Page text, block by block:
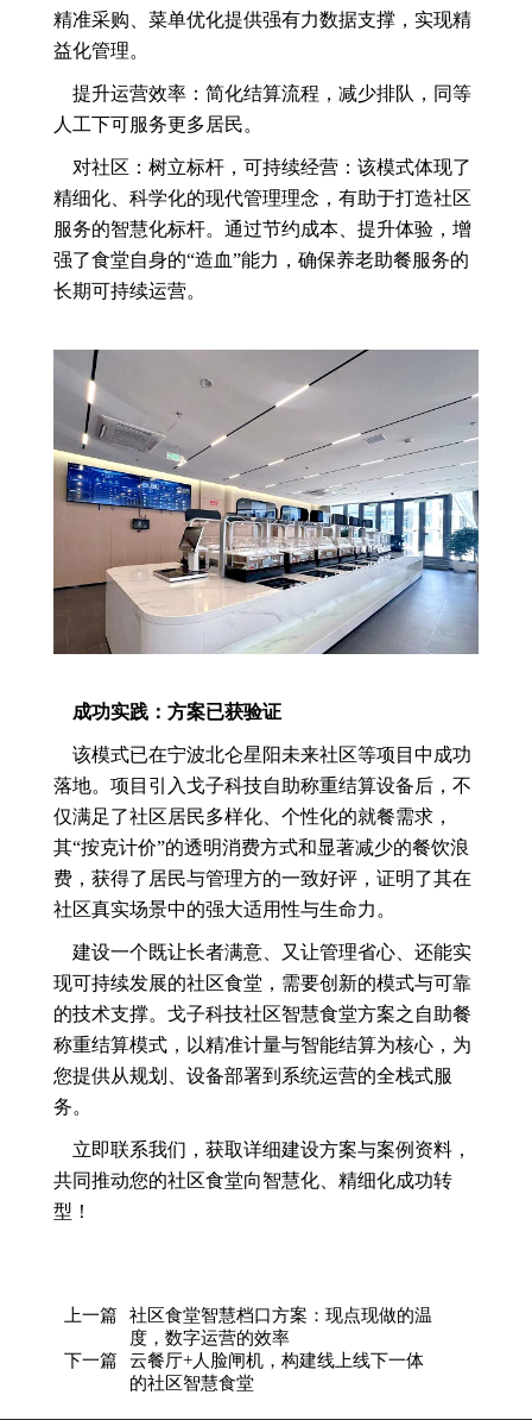
精准采购、菜单优化提供强有力数据支撑，实现精
益化管理。
提升运营效率：简化结算流程，减少排队，同等
人工下可服务更多居民。
对社区：树立标杆，可持续经营：该模式体现了
精细化、科学化的现代管理理念，有助于打造社区
服务的智慧化标杆。通过节约成本、提升体验，增
强了食堂自身的“造血”能力，确保养老助餐服务的
长期可持续运营。
成功实践：方案已获验证
该模式已在宁波北仑星阳未来社区等项目中成功
落地。项目引入戈子科技自助称重结算设备后，不
仅满足了社区居民多样化、个性化的就餐需求，
其“按克计价”的透明消费方式和显著减少的餐饮浪
费，获得了居民与管理方的一致好评，证明了其在
社区真实场景中的强大适用性与生命力。
建设一个既让长者满意、又让管理省心、还能实
现可持续发展的社区食堂，需要创新的模式与可靠
的技术支撑。戈子科技社区智慧食堂方案之自助餐
称重结算模式，以精准计量与智能结算为核心，为
您提供从规划、设备部署到系统运营的全栈式服
务。
立即联系我们，获取详细建设方案与案例资料，
共同推动您的社区食堂向智慧化、精细化成功转
型！
上一篇
社区食堂智慧档口方案：现点现做的温
度，数字运营的效率
下一篇
云餐厅+人脸闸机，构建线上线下一体
的社区智慧食堂